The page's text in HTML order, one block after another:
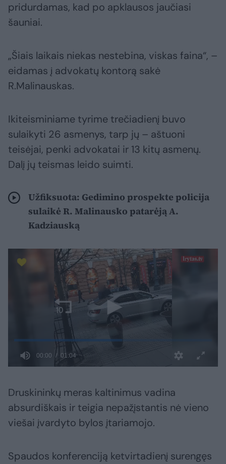
pridurdamas, kad po apklausos jaučiasi
šauniai.
„Šiais laikais niekas nestebina, viskas faina“, –
eidamas į advokatų kontorą sakė
R.Malinauskas.
Ikiteisminiame tyrime trečiadienį buvo
sulaikyti 26 asmenys, tarp jų – aštuoni
teisėjai, penki advokatai ir 13 kitų asmenų.
Dalį jų teismas leido suimti.
Užfiksuota: Gedimino prospekte policija
sulaikė R. Malinausko patarėją A.
Kadziauską
Druskininkų meras kaltinimus vadina
absurdiškais ir teigia nepažįstantis nė vieno
viešai įvardyto bylos įtariamojo.
Spaudos konferenciją ketvirtadienį surengęs